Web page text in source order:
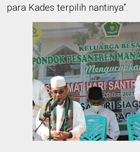
para Kades terpilih nantinya”.